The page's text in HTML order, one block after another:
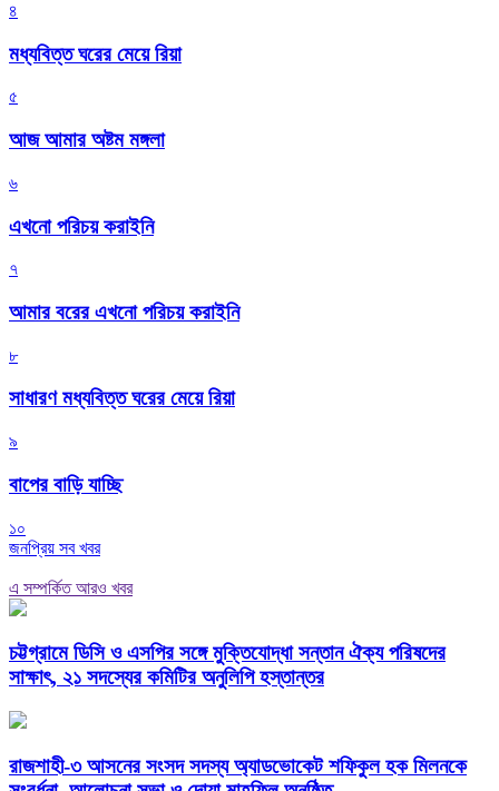
৪
মধ্যবিত্ত ঘরের মেয়ে রিয়া
৫
আজ আমার অষ্টম মঙ্গলা
৬
এখনো পরিচয় করাইনি
৭
আমার বরের এখনো পরিচয় করাইনি
৮
সাধারণ মধ্যবিত্ত ঘরের মেয়ে রিয়া
৯
বাপের বাড়ি যাচ্ছি
১০
জনপ্রিয় সব খবর
এ সম্পর্কিত আরও খবর
চট্টগ্রামে ডিসি ও এসপির সঙ্গে মুক্তিযোদ্ধা সন্তান ঐক্য পরিষদের
সাক্ষাৎ, ২১ সদস্যের কমিটির অনুলিপি হস্তান্তর
রাজশাহী-৩ আসনের সংসদ সদস্য অ্যাডভোকেট শফিকুল হক মিলনকে